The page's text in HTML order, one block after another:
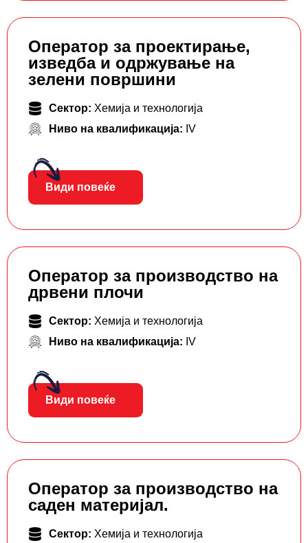
Оператор за проектирање,
изведба и одржување на
зелени површини
Сектор: Хемија и технологија
Ниво на квалификација: IV
Види повеќе
Оператор за производство на
дрвени плочи
Сектор: Хемија и технологија
Ниво на квалификација: IV
Види повеќе
Оператор за производство на
саден материјал.
Сектор: Хемија и технологија